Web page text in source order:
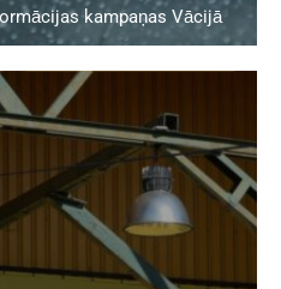
kampaņas Vācijā